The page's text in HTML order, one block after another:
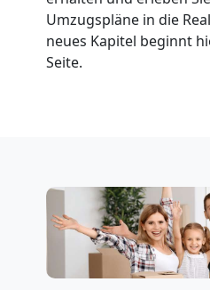
Umzugspläne in die
neues Kapitel beginnt
Seite.
Wolfsberg
Wolfsberg